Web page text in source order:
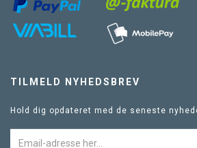
TILMELD NYHEDSBREV
Hold dig opdateret med de seneste